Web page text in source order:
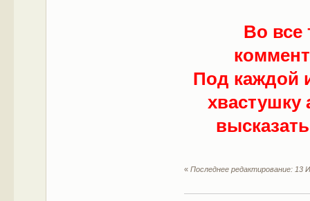
Во все
Под каждой
«Последнее редактирование: 13